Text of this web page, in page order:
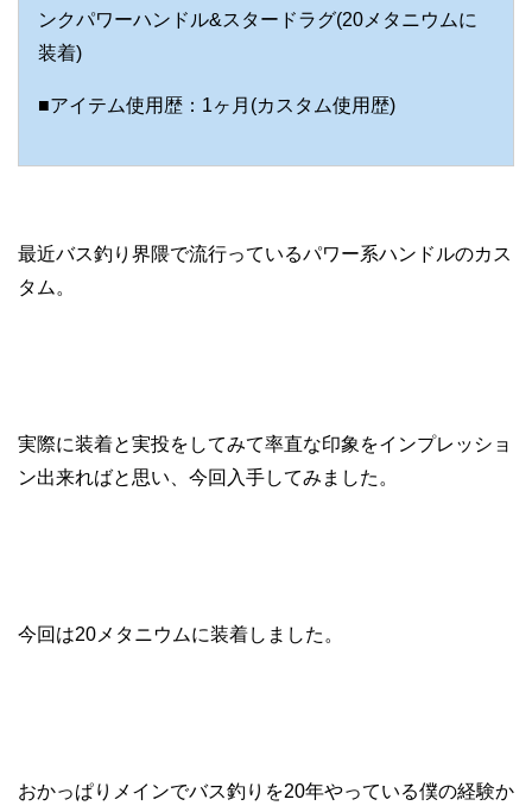
ンクパワーハンドル&スタードラグ(20メタニウムに
装着)
■アイテム使用歴：1ヶ月(カスタム使用歴)
最近バス釣り界隈で流行っているパワー系ハンドルのカス
タム。
実際に装着と実投をしてみて率直な印象をインプレッショ
ン出来ればと思い、今回入手してみました。
今回は20メタニウムに装着しました。
おかっぱりメインでバス釣りを20年やっている僕の経験か